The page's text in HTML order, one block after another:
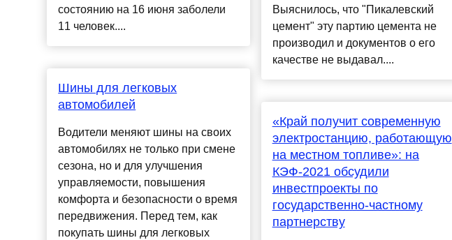
состоянию на 16 июня заболели
11 человек....
Шины для легковых
автомобилей
Водители меняют шины на своих
автомобилях не только при смене
сезона, но и для улучшения
управляемости, повышения
комфорта и безопасности о время
передвижения. Перед тем, как
покупать шины для легковых
Выяснилось, что "Пикалевский
цемент" эту партию цемента не
производил и документов о его
качестве не выдавал....
«Край получит современную
электростанцию, работающую
на местном топливе»: на
КЭФ-2021 обсудили
инвестпроекты по
государственно-частному
партнерству